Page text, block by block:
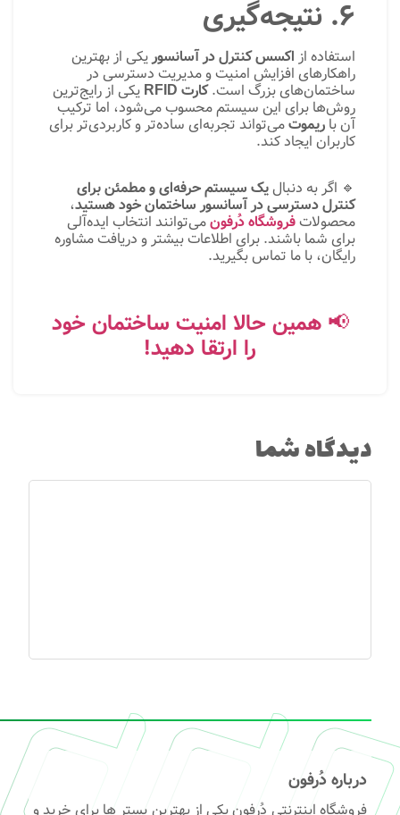
۶. نتیجه‌گیری
استفاده از اکسس کنترل در آسانسوریکی از بهترین
راهکارهای افزایش امنیت و مدیریت دسترسی در
ساختمان‌های بزرگ است.کارت RFID یکی از رایج‌ترین
روش‌ها برای این سیستم محسوب می‌شود، اما ترکیب
آن با ریموتمی‌تواند تجربه‌ای ساده‌تر و کاربردی‌تر برای
کاربران ایجاد کند.
🔹 اگر به دنبالیک سیستم حرفه‌ای و مطمئن برای
کنترل دسترسی در آسانسور ساختمان خود هستید،
محصولاتفروشگاه دُرفونمی‌توانند انتخاب ایده‌آلی
برای شما باشند. برای اطلاعات بیشتر و دریافت مشاوره
رایگان، با ما تماس بگیرید.
📢همین حالا امنیت ساختمان خود
را ارتقا دهید!
دیدگاه شما
درباره دُرفون
فروشگاه اینترنتی دُرفون یکی از بهترین بستر ها برای خرید و